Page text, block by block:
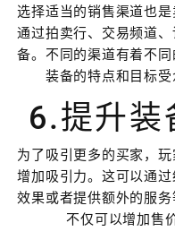
选择适当的销售渠道也
通过拍卖行、交易频道
备。不同的渠道有着不
装备的特点和目标受
6.提升装
为了吸引更多的买家，
增加吸引力。这可以通
效果或者提供额外的服
不仅可以增加售